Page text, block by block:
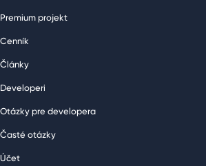
Premium projekt
Cenník
Články
Developeri
Otázky pre developera
Časté otázky
Účet